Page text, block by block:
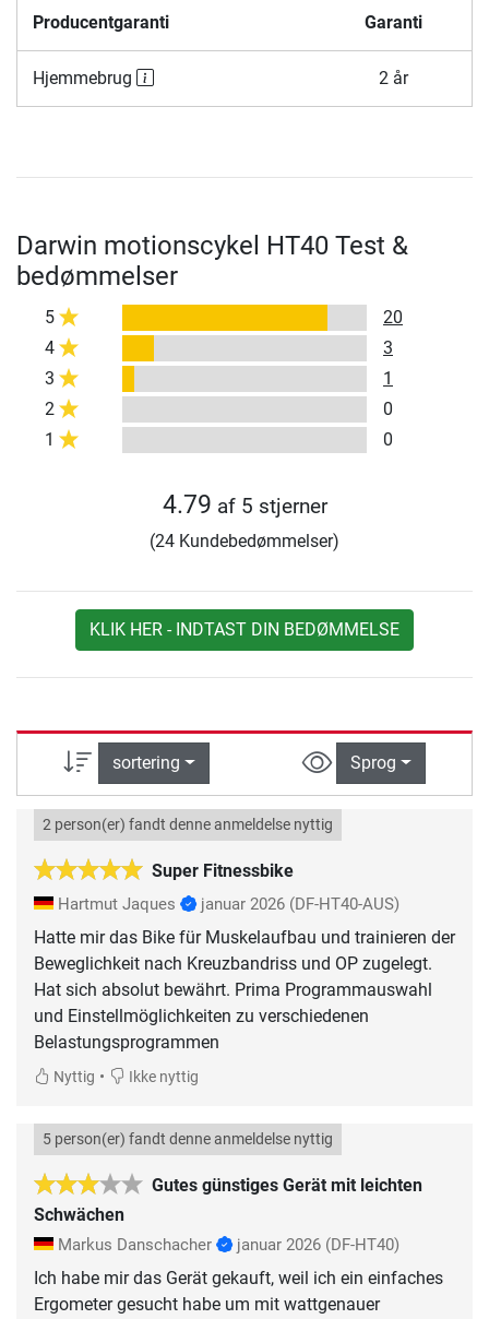
Producentgaranti Garanti
Hjemmebrug 2 år
Darwin motionscykel HT40 Test &
bedømmelser
5
20
4
3
3
1
2
0
1
0
4.79 af 5 stjerner
(24 Kundebedømmelser)
KLIK HER - INDTAST DIN BEDØMMELSE
sortering Sprog
Super Fitnessbike
2 person(er) fandt denne anmeldelse nyttig
Hartmut Jaques januar 2026 (DF-HT40-AUS)
Hatte mir das Bike für Muskelaufbau und trainieren der
Beweglichkeit nach Kreuzbandriss und OP zugelegt.
Hat sich absolut bewährt. Prima Programmauswahl
und Einstellmöglichkeiten zu verschiedenen
Belastungsprogrammen
Nyttig • Ikke nyttig
Gutes günstiges Gerät mit leichten
Schwächen
5 person(er) fandt denne anmeldelse nyttig
Markus Danschacher januar 2026 (DF-HT40)
Ich habe mir das Gerät gekauft, weil ich ein einfaches
Ergometer gesucht habe um mit wattgenauer